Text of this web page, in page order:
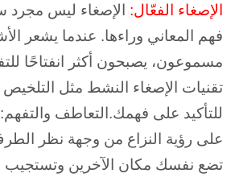
الإصغاء الفعّال: الإصغاء ليس مجرد
فهم المعاني وراءها. عندما يشعر
مسموعون، يصبحون أكثر انفتاحًا
تقنيات الإصغاء النشط مثل
للتأكيد على فهمك.التعاطف
على رؤية النزاع من وجهة نظر
تضع نفسك مكان الآخرين